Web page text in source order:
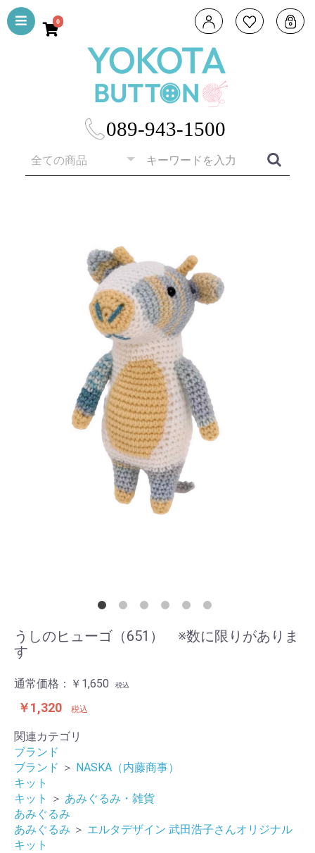
089-943-1500
0
うしのヒューゴ（651） ※数に限りがありま
す
通常価格： ￥1,650 税込
￥1,320 税込
関連カテゴリ
ブランド
ブランド ＞ NASKA（内藤商事）
キット
キット
＞ あみぐるみ・雑貨
あみぐるみ
あみぐるみ ＞ エルタデザイン 武田浩子さんオリジナル
キット